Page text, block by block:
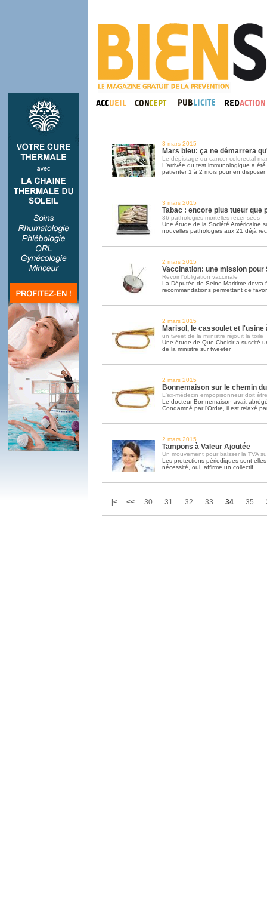
3 mars 2015
Mars bleu: ça ne démarrera
Le dépistage du cancer colorectal
L'arrivée du test immunologique a
patienter 1 à 2 mois pour en disposer
3 mars 2015
Tabac : encore plus tueur que
36 pathologies mortelles recensées
Une étude de la Société Américaine
nouvelles pathologies aux 21 déjà
2 mars 2015
Vaccination: une mission pour
Revoir l'obligation vaccinale
La Députée de Seine-Maritime devra
recommandations permettant de
2 mars 2015
Marisol, le cassoulet et l'usine
un tweet de la miinistre réjouit la toile
Une étude de Que Choisir a suscité
de la ministre sur tweeter
2 mars 2015
Bonnemaison sur le chemin
L'ex-médecin empopisonneur doit
Le docteur Bonnemaison avait
Condamné par l'Ordre, il est relaxé
2 mars 2015
Tampons à Valeur Ajoutée
Un mouvement pour baisser la TVA
Les protections périodiques sont-
nécessité, oui, affirme un collectif
|< << 30 31 32 33 34 35